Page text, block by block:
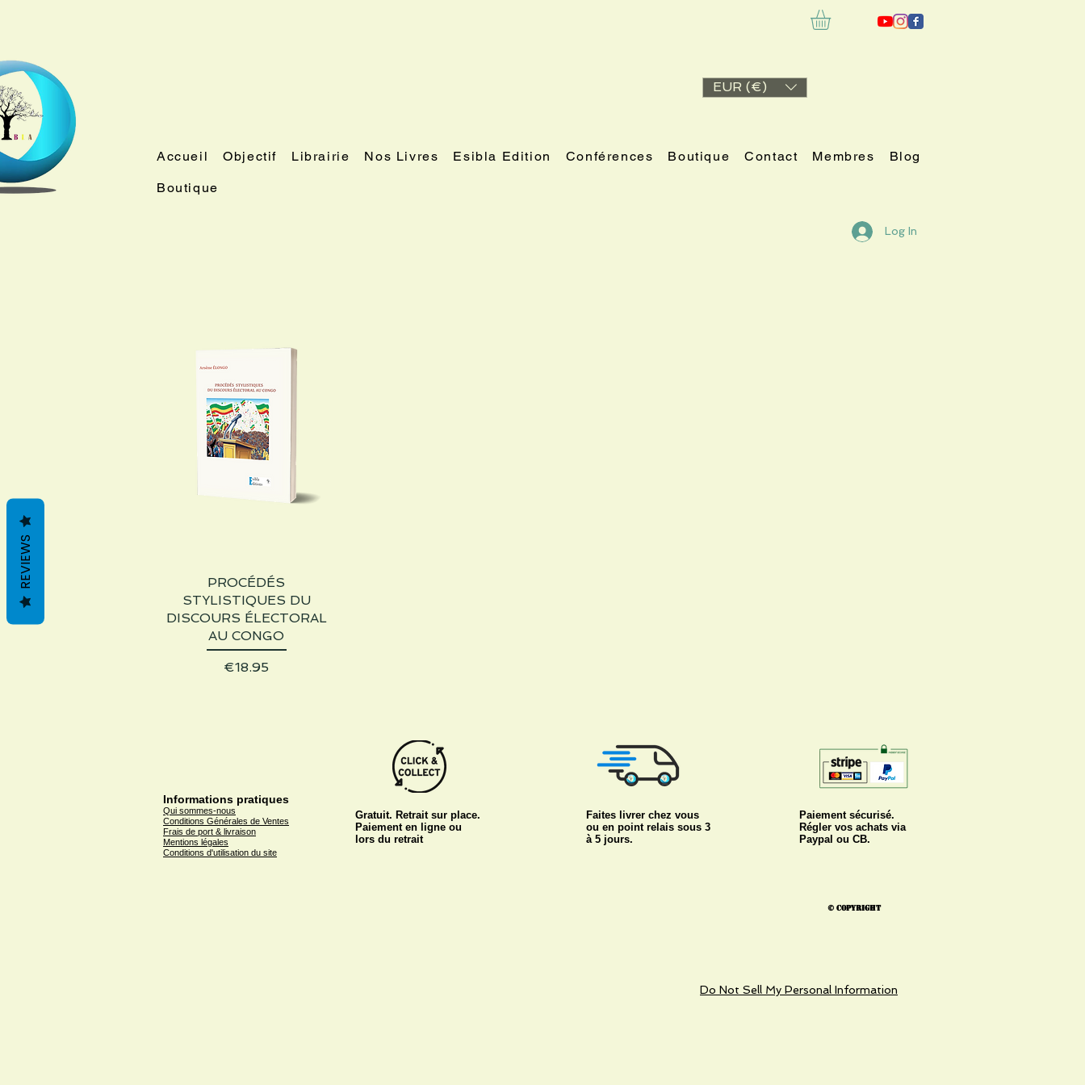
EUR (€)
Accueil Objectif Librairie Nos Livres Esibla Edition Conférences Boutique Contact Membres Blog
Boutique
Log In
Quick View
PROCÉDÉS
STYLISTIQUES DU
DISCOURS ÉLECTORAL
AU CONGO
Price
€18.95
Informations pratiques
Qui sommes-nous
Conditions Générales de Ventes
Frais de port & livraison
Mentions légales
Conditions d'utilisation du site
Gratuit. Retrait sur place.
Paiement en ligne ou
lors du retrait
Faites livrer chez vous
ou en point relais sous 3
à 5 jours.
Paiement sécurisé.
Régler vos achats via
Paypal ou CB.
© Copyright
Do Not Sell My Personal Information
REVIEWS